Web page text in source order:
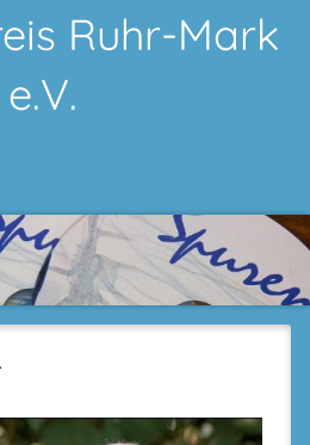
Ruhr-Mark
e.V.